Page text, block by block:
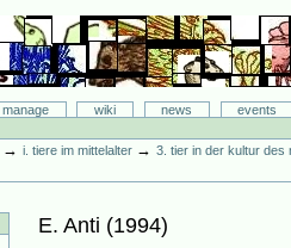
manage wiki news
events
→i. tiere im mittelalter →3. tier in der kultur des
E. Anti (1994)